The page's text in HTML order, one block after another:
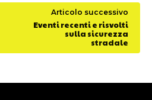
Articolo successivo
Eventi recenti e risvolti
sulla sicurezza
stradale